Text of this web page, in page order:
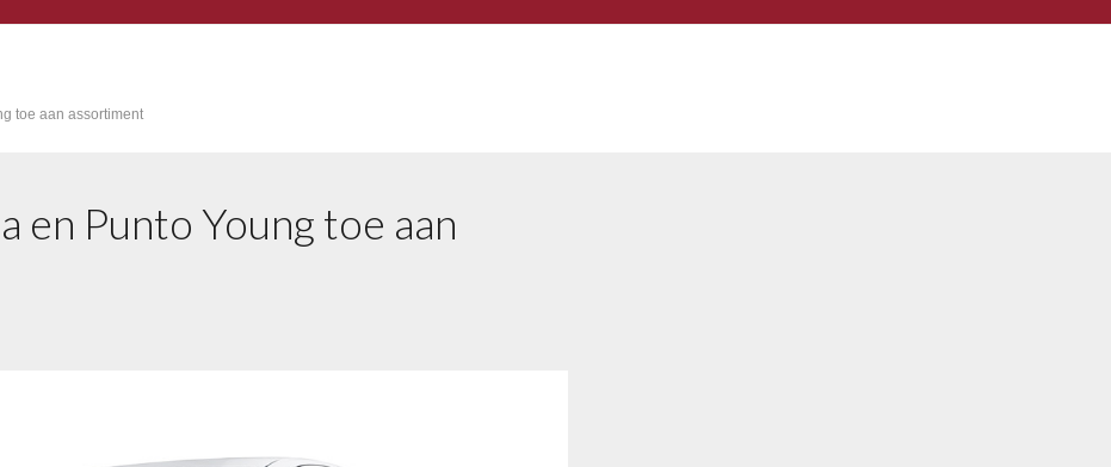
toe aan assortiment
en Punto Young toe aan